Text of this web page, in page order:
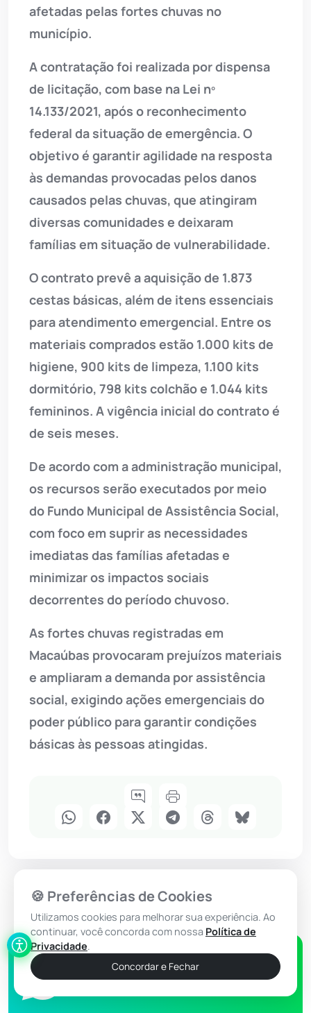
afetadas pelas fortes chuvas no
município.
A contratação foi realizada por dispensa
de licitação, com base na Lei nº
14.133/2021, após o reconhecimento
federal da situação de emergência. O
objetivo é garantir agilidade na resposta
às demandas provocadas pelos danos
causados pelas chuvas, que atingiram
diversas comunidades e deixaram
famílias em situação de vulnerabilidade.
O contrato prevê a aquisição de 1.873
cestas básicas, além de itens essenciais
para atendimento emergencial. Entre os
materiais comprados estão 1.000 kits de
higiene, 900 kits de limpeza, 1.100 kits
dormitório, 798 kits colchão e 1.044 kits
femininos. A vigência inicial do contrato é
de seis meses.
De acordo com a administração municipal,
os recursos serão executados por meio
do Fundo Municipal de Assistência Social,
com foco em suprir as necessidades
imediatas das famílias afetadas e
minimizar os impactos sociais
decorrentes do período chuvoso.
As fortes chuvas registradas em
Macaúbas provocaram prejuízos materiais
e ampliaram a demanda por assistência
social, exigindo ações emergenciais do
poder público para garantir condições
básicas às pessoas atingidas.
🍪 Preferências de Cookies
Utilizamos cookies para melhorar sua experiência. Ao
continuar, você concorda com nossa Política de
Privacidade.
Concordar e Fechar